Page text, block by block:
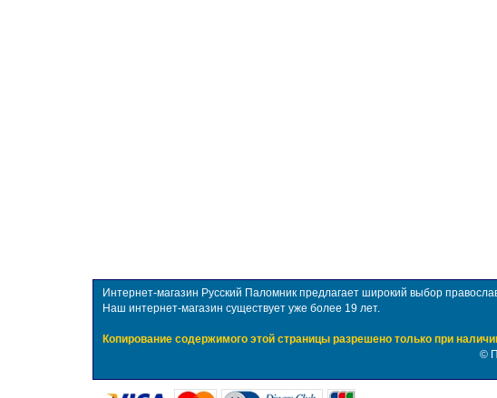
Интернет-магазин Русский Паломник предлагает широкий выбор
Наш интернет-магазин существует уже более 19 лет.
Копирование содержимого этой страницы разрешено только при
©